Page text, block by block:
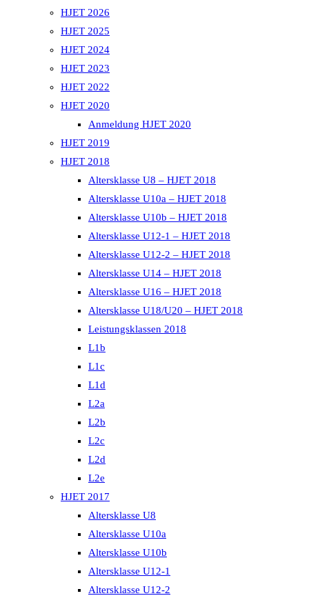
HJET 2026
HJET 2025
HJET 2024
HJET 2023
HJET 2022
HJET 2020
Anmeldung HJET 2020
HJET 2019
HJET 2018
Altersklasse U8 – HJET 2018
Altersklasse U10a – HJET 2018
Altersklasse U10b – HJET 2018
Altersklasse U12-1 – HJET 2018
Altersklasse U12-2 – HJET 2018
Altersklasse U14 – HJET 2018
Altersklasse U16 – HJET 2018
Altersklasse U18/U20 – HJET 2018
Leistungsklassen 2018
L1b
L1c
L1d
L2a
L2b
L2c
L2d
L2e
HJET 2017
Altersklasse U8
Altersklasse U10a
Altersklasse U10b
Altersklasse U12-1
Altersklasse U12-2